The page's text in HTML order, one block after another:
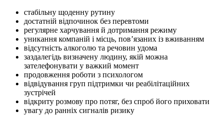
стабільну щоденну рутину
достатній відпочинок без перевтоми
регулярне харчування й дотримання режиму
уникання компаній і місць, пов’язаних із вживанням
відсутність алкоголю та речовин удома
заздалегідь визначену людину, якій можна
зателефонувати у важкий момент
продовження роботи з психологом
відвідування груп підтримки чи реабілітаційних
зустрічей
відкриту розмову про потяг, без спроб його приховати
увагу до ранніх сигналів ризику